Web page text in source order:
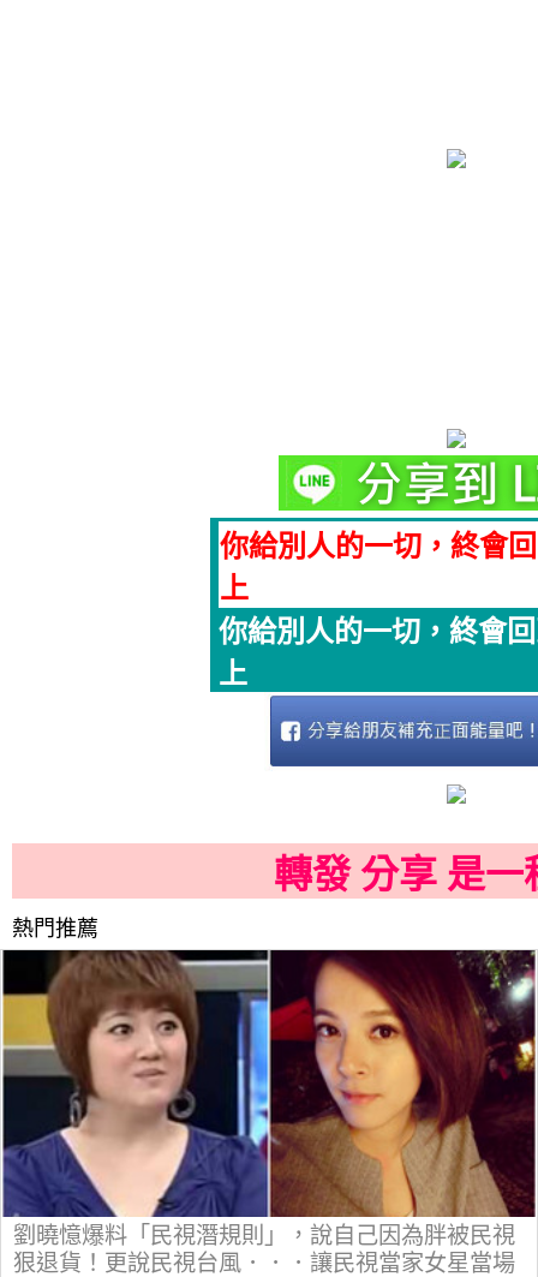
你給別人的一切，終會
上
你給別人的一切，終會
上
轉發 分享 是一
熱門推薦
劉曉憶爆料「民視潛規則」，說自己因為胖被民視
狠退貨！更說民視台風．．．讓民視當家女星當場